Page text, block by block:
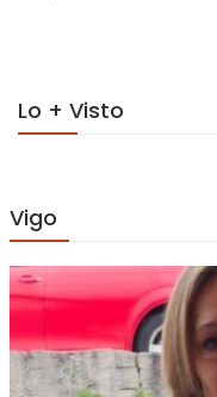
Lo + Visto
Vigo